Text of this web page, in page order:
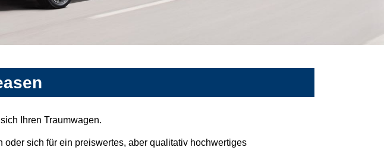
Ihren Traumwagen.
sich für ein preiswertes, aber qualitativ hochwertiges